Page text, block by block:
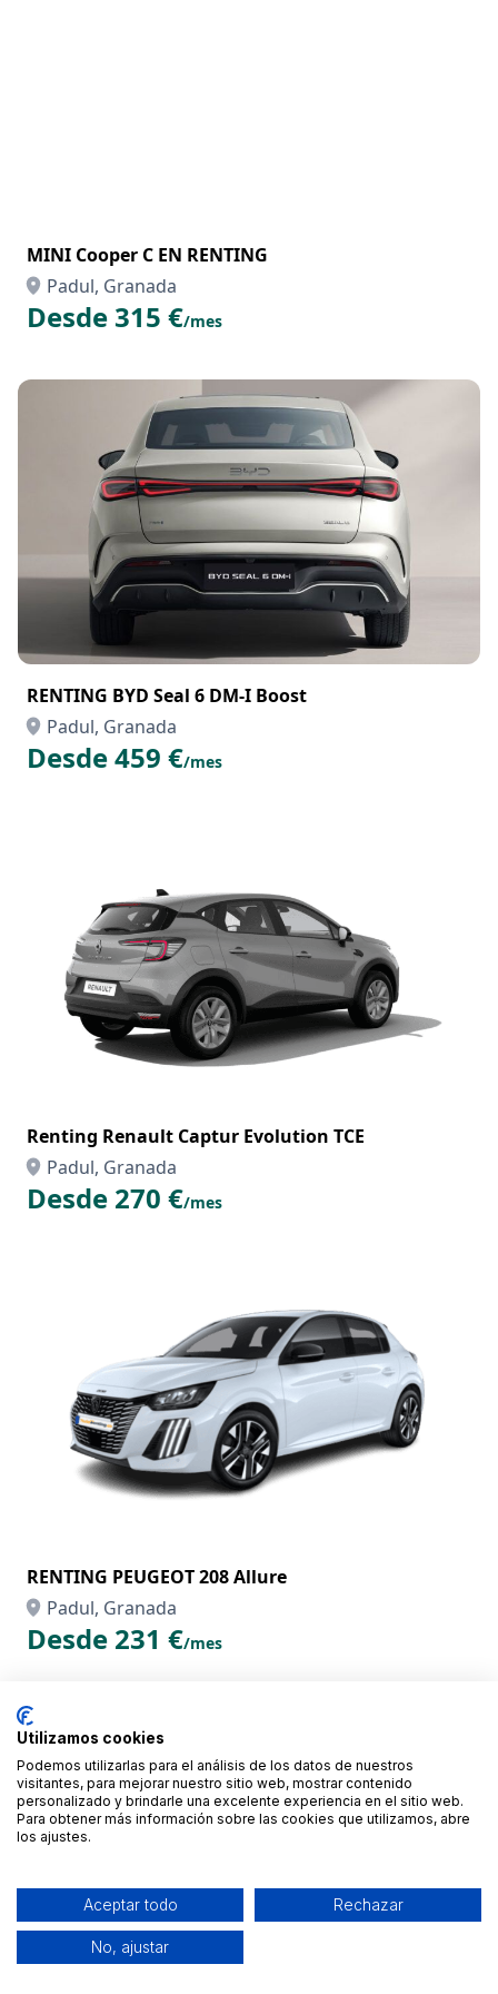
MINI Cooper C EN RENTING
Padul, Granada
Desde 315 €/mes
RENTING BYD Seal 6 DM-I Boost
Padul, Granada
Desde 459 €/mes
Renting Renault Captur Evolution TCE
Padul, Granada
Desde 270 €/mes
RENTING PEUGEOT 208 Allure
Padul, Granada
Desde 231 €/mes
Utilizamos cookies
Podemos utilizarlas para el análisis de los datos de nuestros
visitantes, para mejorar nuestro sitio web, mostrar contenido
personalizado y brindarle una excelente experiencia en el sitio web.
Para obtener más información sobre las cookies que utilizamos, abre
los ajustes.
Aceptar todo Rechazar
No, ajustar